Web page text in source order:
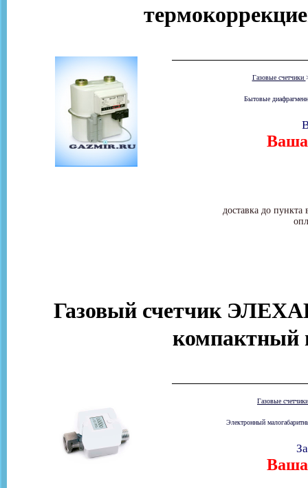
Газовые счетчики
Бытовые
Ваша
доставка до
Газовый счетчик
компактный
Газовые
Электронный
Ваша